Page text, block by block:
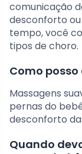
comunicação
desconforto
tempo, você
tipos de choro.
Como
Massagens
pernas do
desconforto
Quando